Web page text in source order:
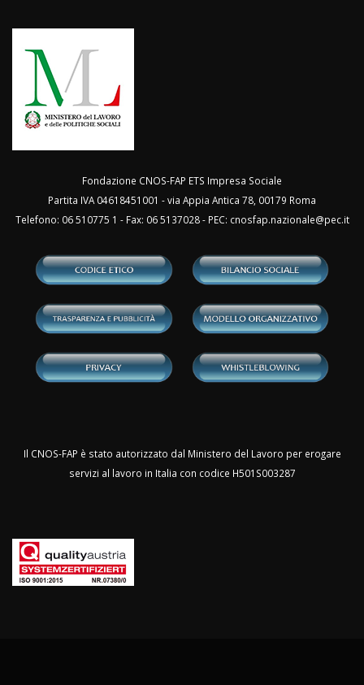
Fondazione CNOS-FAP ETS Impresa Sociale
Partita IVA 04618451001 - via Appia Antica 78, 00179 Roma
Telefono: 06 510775 1 - Fax: 06 5137028 - PEC: cnosfap.nazionale@pec.it
Il CNOS-FAP è stato autorizzato dal Ministero del Lavoro per erogare
servizi al lavoro in Italia con codice H501S003287